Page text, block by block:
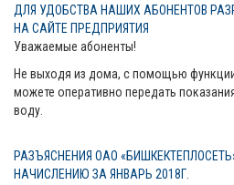
ДЛЯ УДОБСТВА НАШИХ АБОНЕНТОВ
НА САЙТЕ ПРЕДПРИЯТИЯ
Уважаемые абоненты!
Не выходя из дома, с помощью
можете оперативно передать
воду.
РАЗЪЯСНЕНИЯ ОАО
НАЧИСЛЕНИЮ ЗА ЯНВАРЬ 2018Г.